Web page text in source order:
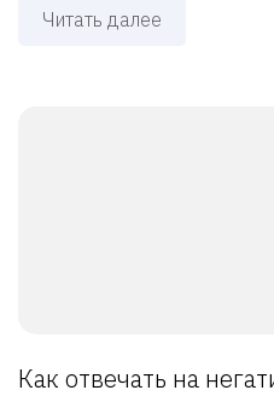
Читать далее
Как отвечать на